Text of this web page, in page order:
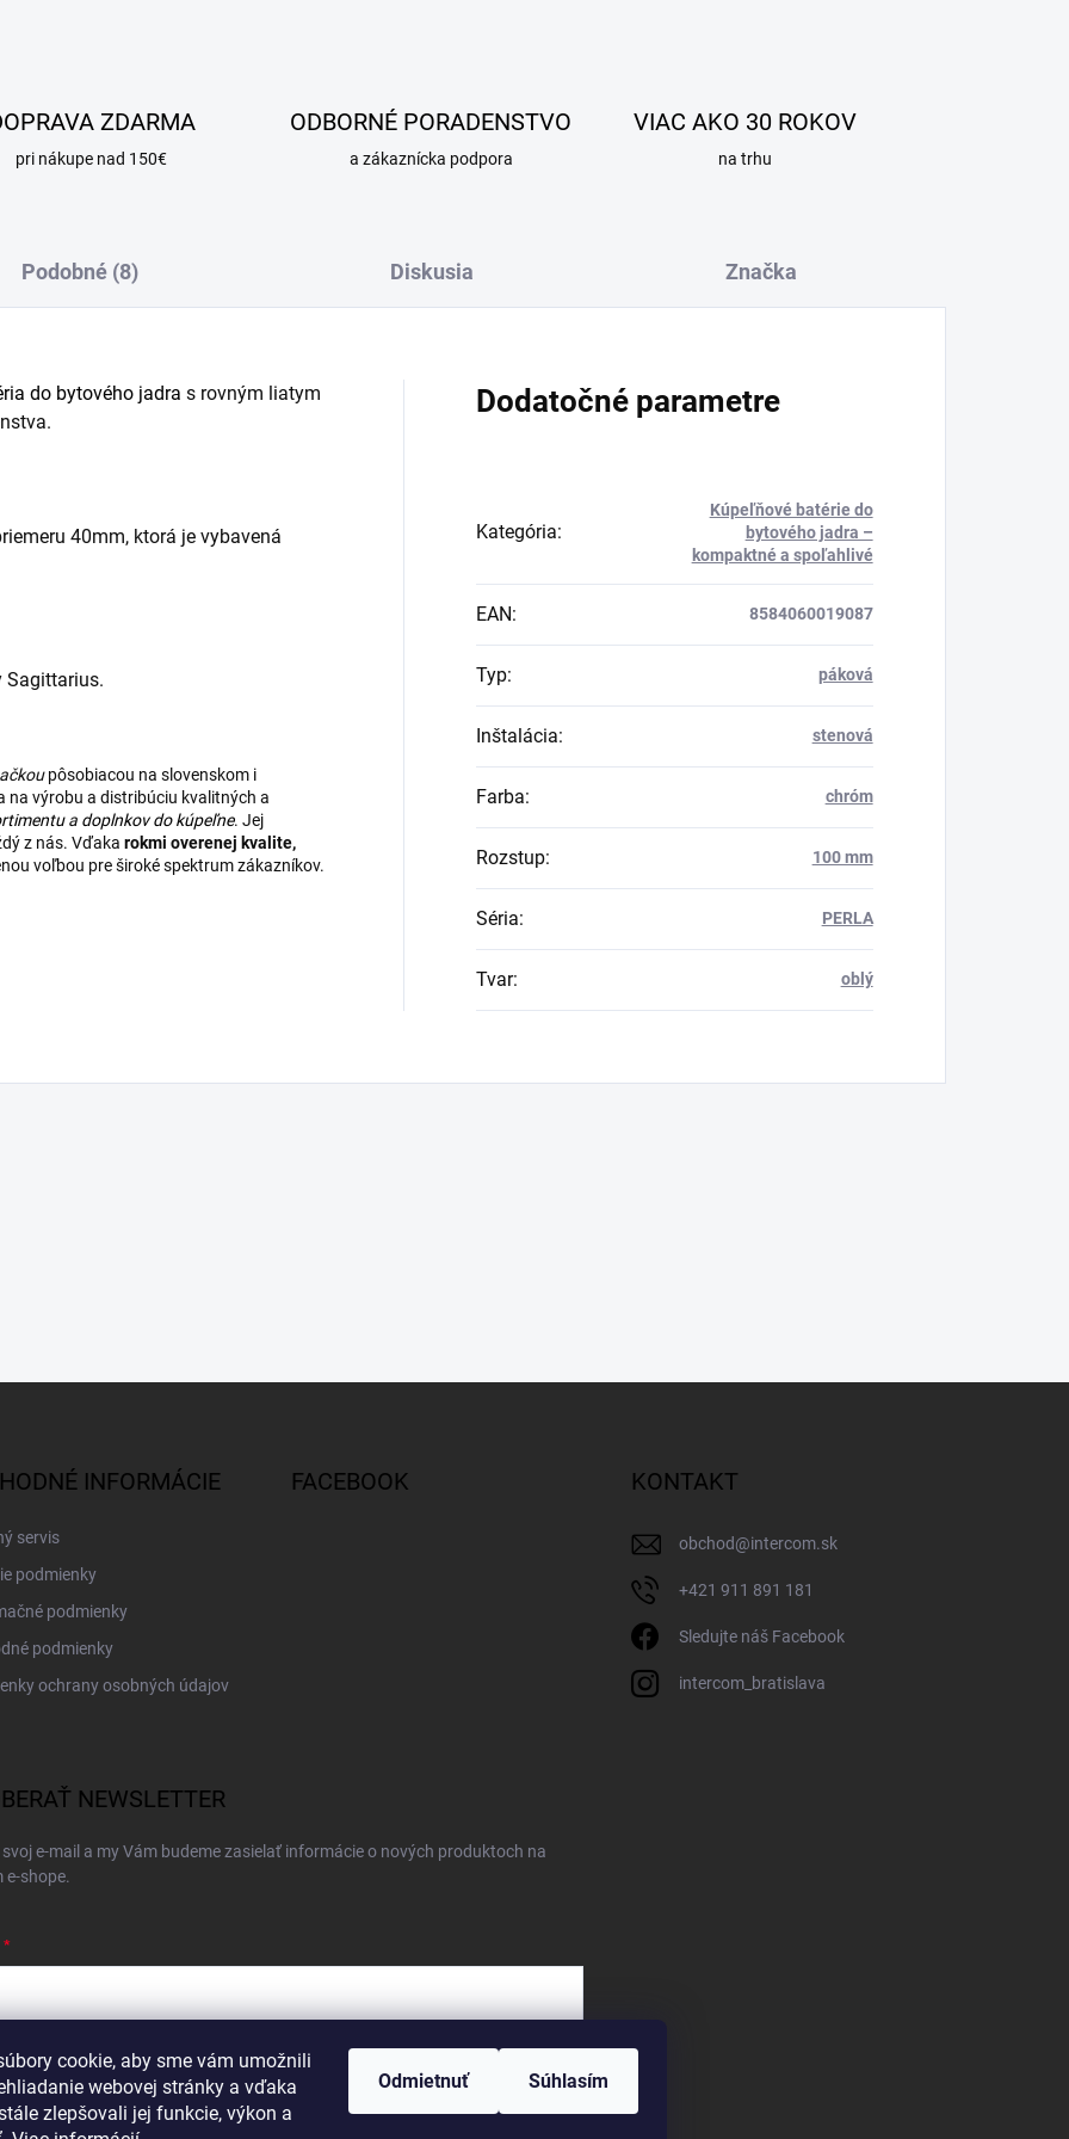
cookie, aby sme vám umožnili
webovej stránky a vďaka
zlepšovali jej funkcie, výkon a
Odmietnuť Súhlasím
ZDARMA
pri nákupe nad 150€
ODBORNÉ PORADENSTVO
a zákaznícka podpora
VIAC AKO 30 ROKOV
na trhu
Podobné (8) Diskusia Značka
do bytového jadra s rovným liatym
40mm, ktorá je vybavená
Sagittarius.
pôsobiacou na slovenskom i
na výrobu a distribúciu kvalitných a
a doplnkov do kúpeľne. Jej
z nás. Vďaka rokmi overenej kvalite,
voľbou pre široké spektrum zákazníkov.
Dodatočné parametre
Kategória:
Kúpeľňové batérie do
bytového jadra –
kompaktné a spoľahlivé
EAN: 8584060019087
Typ: páková
Inštalácia: stenová
Farba: chróm
Rozstup: 100 mm
Séria: PERLA
Tvar: oblý
INFORMÁCIE
servis
podmienky
podmienky
podmienky
ochrany osobných údajov
FACEBOOK KONTAKT
obchod@intercom.sk
+421 911 891 181
Sledujte náš Facebook
intercom_bratislava
NEWSLETTER
e-mail a my Vám budeme zasielať informácie o nových produktoch na
e-shope.
e-mailu súhlasíte spodmienkami ochrany osobných údajov
sa